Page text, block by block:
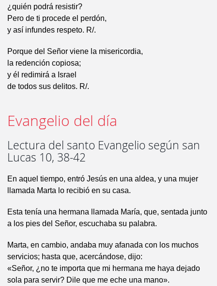
¿quién podrá resistir?
Pero de ti procede el perdón,
y así infundes respeto. R/.
Porque del Señor viene la misericordia,
la redención copiosa;
y él redimirá a Israel
de todos sus delitos. R/.
Evangelio del día
Lectura del santo Evangelio según san
Lucas 10, 38-42
En aquel tiempo, entró Jesús en una aldea, y una mujer
llamada Marta lo recibió en su casa.
Esta tenía una hermana llamada María, que, sentada junto
a los pies del Señor, escuchaba su palabra.
Marta, en cambio, andaba muy afanada con los muchos
servicios; hasta que, acercándose, dijo:
«Señor, ¿no te importa que mi hermana me haya dejado
sola para servir? Dile que me eche una mano».